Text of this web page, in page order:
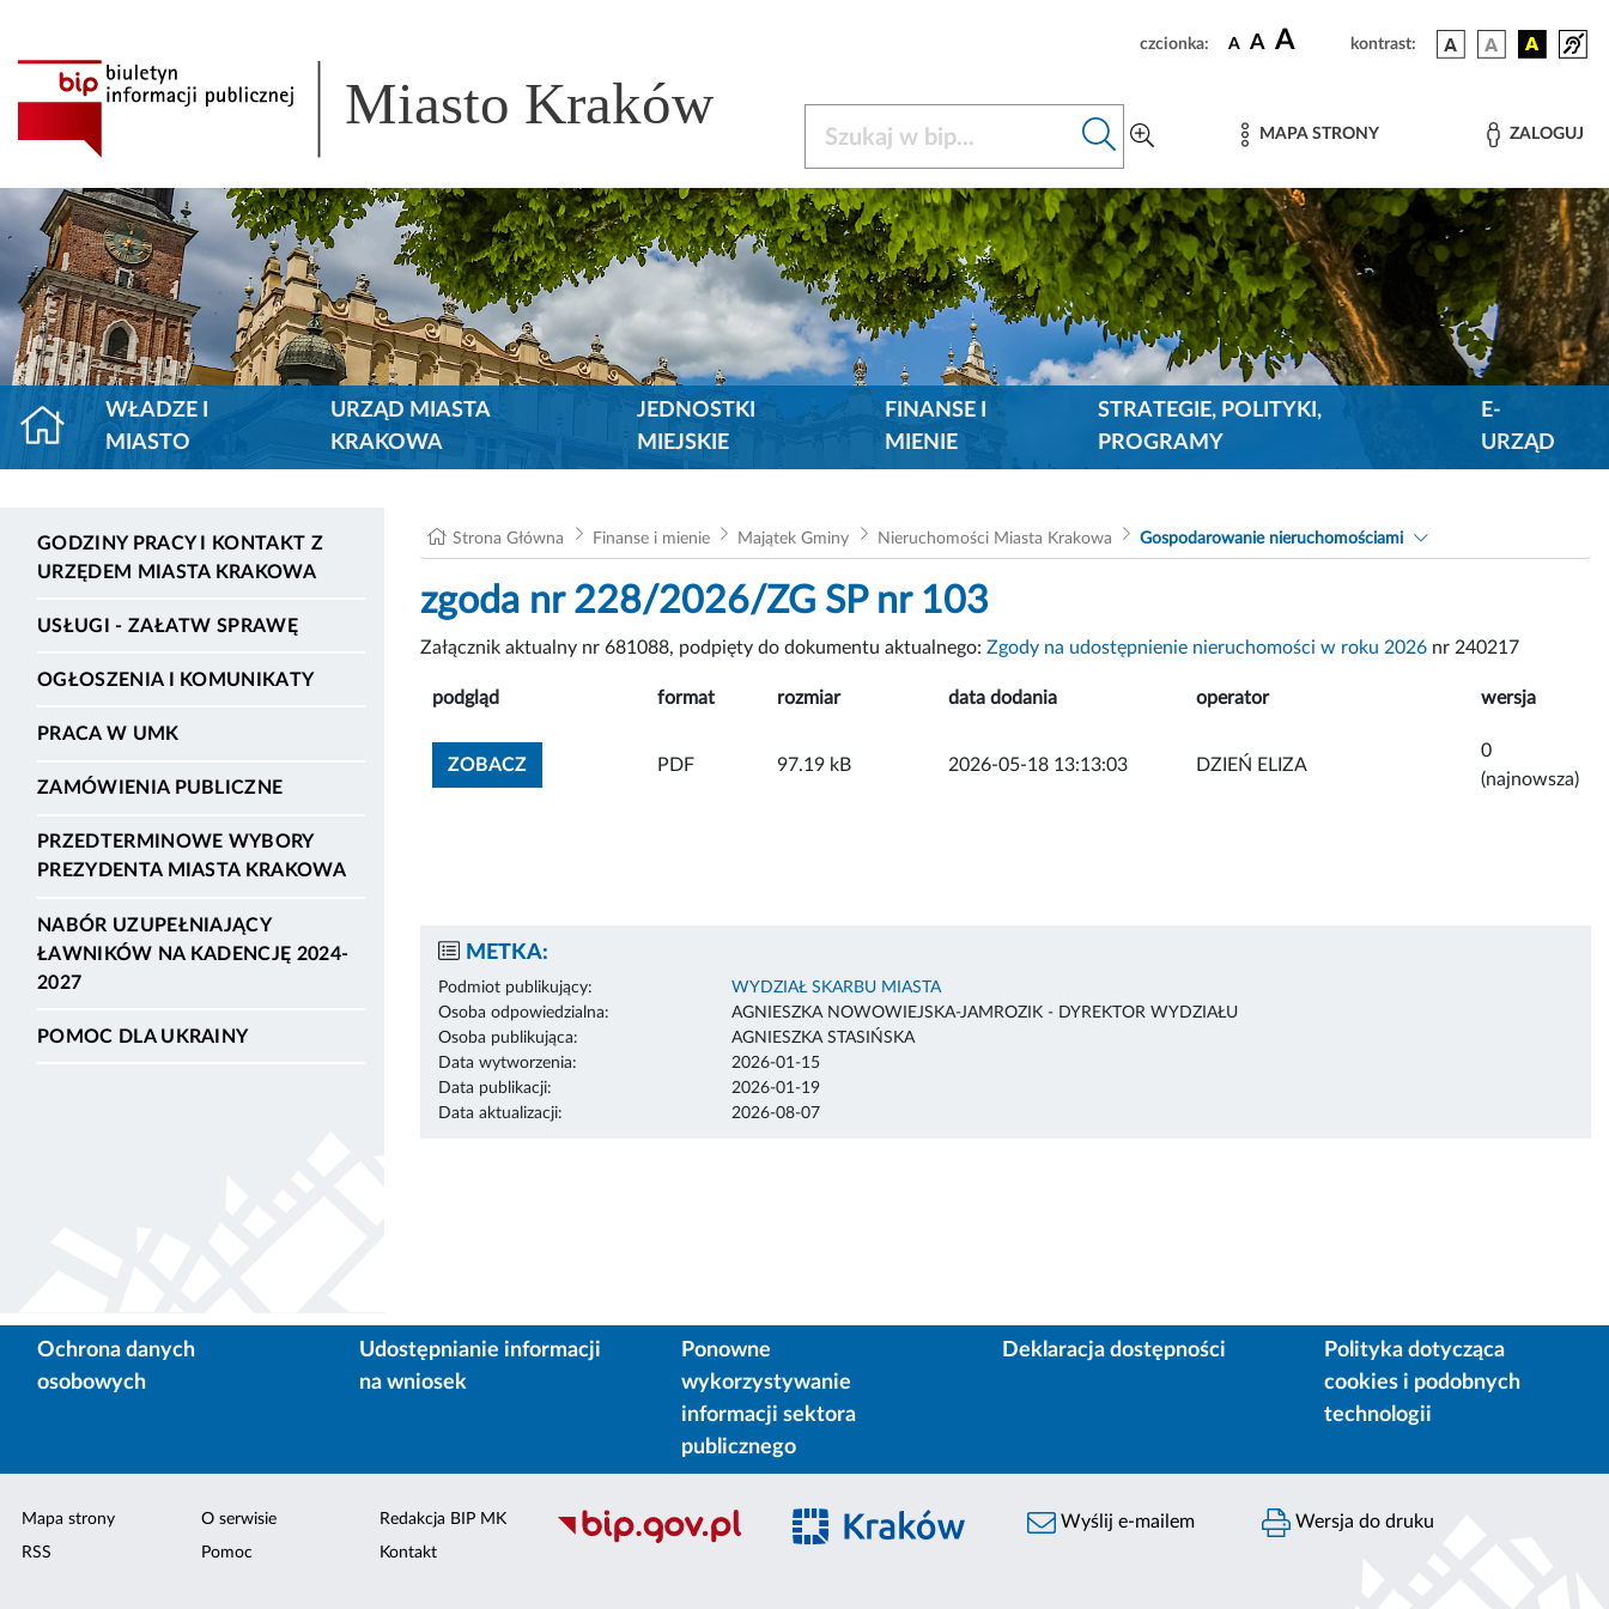
czcionka: A A A kontrast:
Miasto Kraków MAPA STRONY ZALOGUJ
WŁADZE I
MIASTO
URZĄD MIASTA
KRAKOWA
JEDNOSTKI
MIEJSKIE
FINANSE I
MIENIE
STRATEGIE, POLITYKI,
PROGRAMY
E-
URZĄD
GODZINY PRACY I KONTAKT Z
URZĘDEM MIASTA KRAKOWA
USŁUGI - ZAŁATW SPRAWĘ
OGŁOSZENIA I KOMUNIKATY
PRACA W UMK
ZAMÓWIENIA PUBLICZNE
PRZEDTERMINOWE WYBORY
PREZYDENTA MIASTA KRAKOWA
NABÓR UZUPEŁNIAJĄCY
ŁAWNIKÓW NA KADENCJĘ 2024-
2027
POMOC DLA UKRAINY
Strona Główna Finanse i mienie Majątek Gminy Nieruchomości Miasta Krakowa Gospodarowanie nieruchomościami
zgoda nr 228/2026/ZG SP nr 103
Załącznik aktualny nr 681088, podpięty do dokumentu aktualnego: Zgody na udostępnienie nieruchomości w roku 2026 nr 240217
podgląd format rozmiar data dodania operator wersja
ZOBACZZOBACZ ZAŁĄCZNIK
PDF 97.19 kB 2026-05-18 13:13:03 DZIEŃ ELIZA
0
(najnowsza)
METKA:
Podmiot publikujący:
WYDZIAŁ SKARBU MIASTA
Osoba odpowiedzialna:
AGNIESZKA NOWOWIEJSKA-JAMROZIK - DYREKTOR WYDZIAŁU
Osoba publikująca:
AGNIESZKA STASIŃSKA
Data wytworzenia:
2026-01-15
Data publikacji:
2026-01-19
Data aktualizacji:
2026-08-07
Ochrona danych
osobowych
Udostępnianie informacji
na wniosek
Ponowne
wykorzystywanie
informacji sektora
publicznego
Deklaracja dostępności
Polityka dotycząca
cookies i podobnych
technologii
Mapa strony
RSS
O serwisie
Pomoc
Redakcja BIP MK
Kontakt
Wyślij e-mailem Wersja do druku